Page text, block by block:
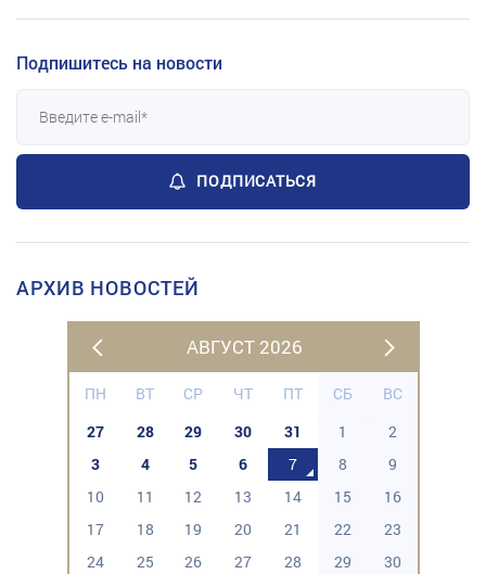
Подпишитесь на новости
ПОДПИСАТЬСЯ
АРХИВ НОВОСТЕЙ
АВГУСТ 2026
ПН ВТ СР ЧТ ПТ СБ
ВС
27
28 29 30 31 1
2
3
4 5 6 7 8
9
10
11 12 13 14 15
16
17
18 19 20 21 22
23
24
25 26 27 28 29
30